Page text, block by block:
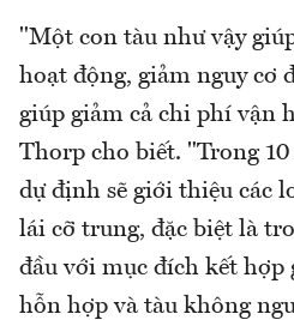
"Một con tàu như vậy
hoạt động, giảm nguy cơ
giúp giảm cả chi phí vận
Thorp cho biết. "Trong
dự định sẽ giới thiệu các
lái cỡ trung, đặc biệt là
đầu với mục đích kết hợp
hỗn hợp và tàu không